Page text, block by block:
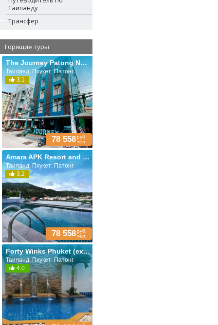
Таиланду
Трансфер
Горящие туры
The Journey Patong New (ex. The Journey Patong)
Таиланд, Пхукет: Патонг
3.1
78 558руб.
чел.
Amara APK Resort and Spa (ex. Cocoon Apk Resort & Spa)
Таиланд, Пхукет: Патонг
3.2
78 558руб.
чел.
Forty Winks Phuket (ex. Arimana)
Таиланд, Пхукет: Патонг
4.0